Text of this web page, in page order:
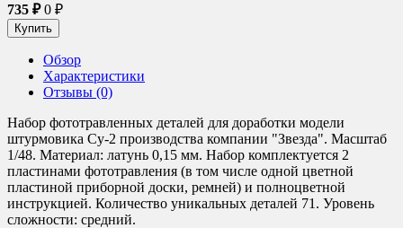
735 ₽0 ₽
Обзор
Характеристики
Отзывы (0)
Набор фототравленных деталей для доработки модели
штурмовика Су-2 производства компании "Звезда". Масштаб
1/48. Материал: латунь 0,15 мм. Набор комплектуется 2
пластинами фототравления (в том числе одной цветной
пластиной приборной доски, ремней) и полноцветной
инструкцией. Количество уникальных деталей 71. Уровень
сложности: средний.